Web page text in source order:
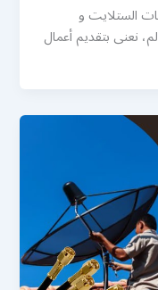
الستلايت و
نعنى بتقديم أعمال